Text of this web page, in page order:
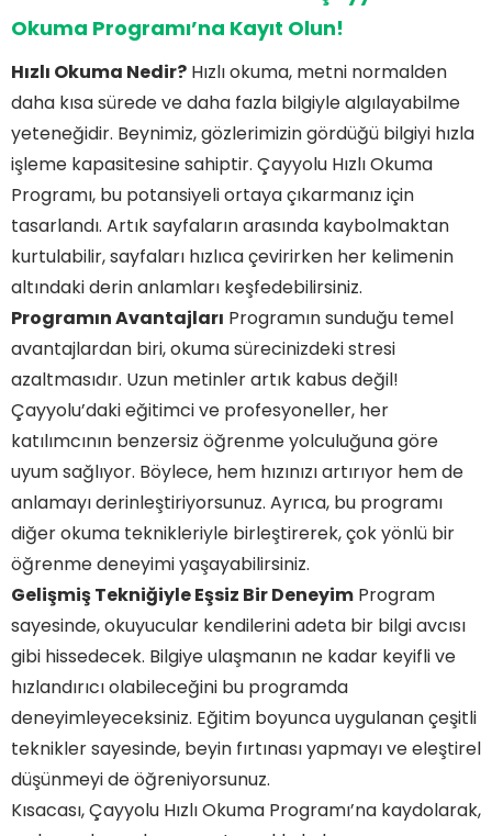
Okuma Programı’na Kayıt Olun!
Hızlı Okuma Nedir? Hızlı okuma, metni normalden
daha kısa sürede ve daha fazla bilgiyle algılayabilme
yeteneğidir. Beynimiz, gözlerimizin gördüğü bilgiyi hızla
işleme kapasitesine sahiptir. Çayyolu Hızlı Okuma
Programı, bu potansiyeli ortaya çıkarmanız için
tasarlandı. Artık sayfaların arasında kaybolmaktan
kurtulabilir, sayfaları hızlıca çevirirken her kelimenin
altındaki derin anlamları keşfedebilirsiniz.
Programın Avantajları Programın sunduğu temel
avantajlardan biri, okuma sürecinizdeki stresi
azaltmasıdır. Uzun metinler artık kabus değil!
Çayyolu’daki eğitimci ve profesyoneller, her
katılımcının benzersiz öğrenme yolculuğuna göre
uyum sağlıyor. Böylece, hem hızınızı artırıyor hem de
anlamayı derinleştiriyorsunuz. Ayrıca, bu programı
diğer okuma teknikleriyle birleştirerek, çok yönlü bir
öğrenme deneyimi yaşayabilirsiniz.
Gelişmiş Tekniğiyle Eşsiz Bir Deneyim Program
sayesinde, okuyucular kendilerini adeta bir bilgi avcısı
gibi hissedecek. Bilgiye ulaşmanın ne kadar keyifli ve
hızlandırıcı olabileceğini bu programda
deneyimleyeceksiniz. Eğitim boyunca uygulanan çeşitli
teknikler sayesinde, beyin fırtınası yapmayı ve eleştirel
düşünmeyi de öğreniyorsunuz.
Kısacası, Çayyolu Hızlı Okuma Programı’na kaydolarak,